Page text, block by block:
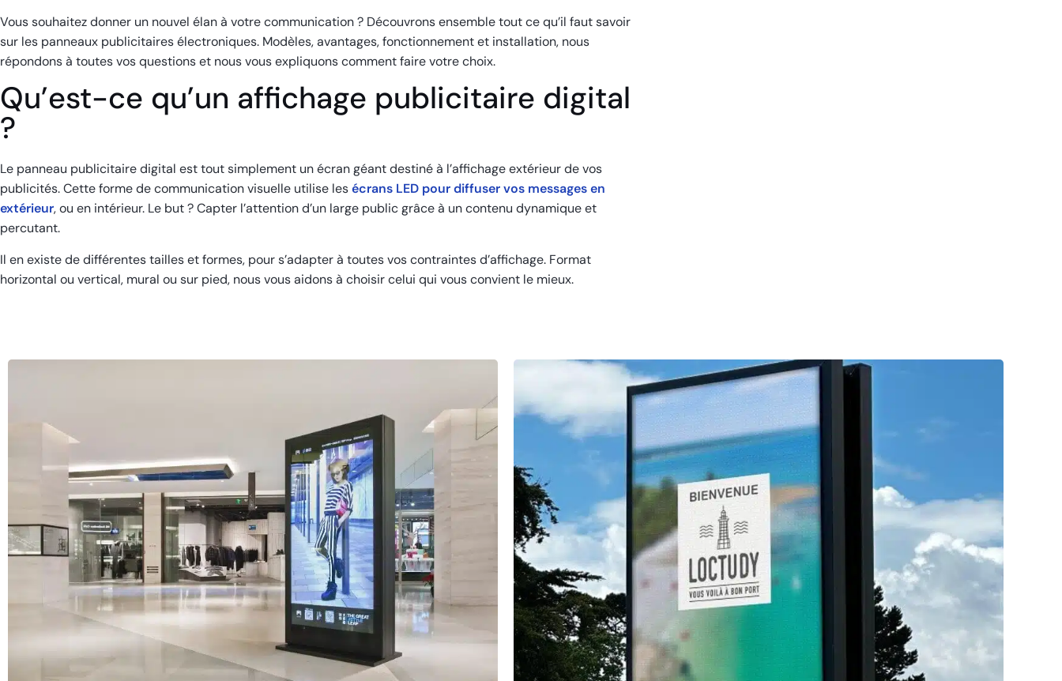
Vous souhaitez donner un nouvel élan à votre communication ? Découvrons ensemble tout ce qu’il faut savoir
sur les panneaux publicitaires électroniques. Modèles, avantages, fonctionnement et installation, nous
répondons à toutes vos questions et nous vous expliquons comment faire votre choix.
Qu’est-ce qu’un affichage publicitaire digital
?
Le panneau publicitaire digital est tout simplement un écran géant destiné à l’affichage extérieur de vos
publicités. Cette forme de communication visuelle utilise lesécrans LED pour diffuser vos messages en
extérieur, ou en intérieur. Le but ? Capter l’attention d’un large public grâce à un contenu dynamique et
percutant.
Il en existe de différentes tailles et formes, pour s’adapter à toutes vos contraintes d’affichage. Format
horizontal ou vertical, mural ou sur pied, nous vous aidons à choisir celui qui vous convient le mieux.